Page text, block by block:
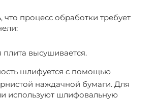
процесс обработки требует
высушивается.
шлифуется с помощью
наждачной бумаги. Для
используют шлифовальную